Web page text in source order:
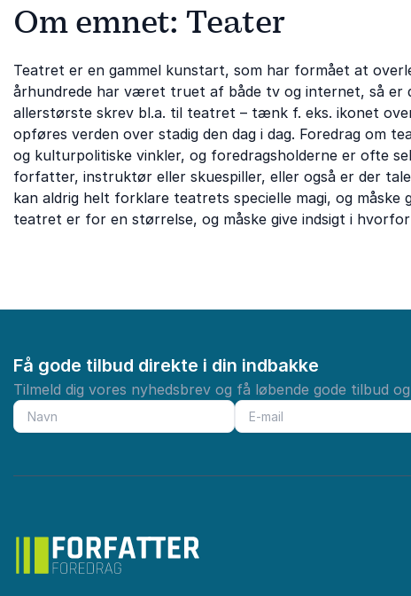
Om emnet: Teater
Teatret er en gammel kunstart, som har formået at
århundrede har været truet af både tv og internet, så er
allerstørste skrev bl.a. til teatret – tænk f. eks. ikonet
opføres verden over stadig den dag i dag. Foredrag om
og kulturpolitiske vinkler, og foredragsholderne er ofte
forfatter, instruktør eller skuespiller, eller også er der
kan aldrig helt forklare teatrets specielle magi, og måske
teatret er for en størrelse, og måske give indsigt i
Få gode tilbud direkte i din indbakke
Tilmeld dig vores nyhedsbrev og få løbende gode tilbud